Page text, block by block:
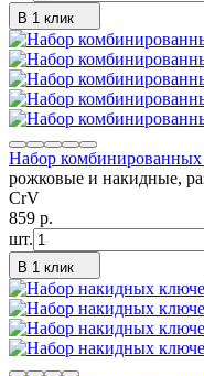
В 1 клик
Набор
рожковые и накидные,
CrV
859 p.
шт.
В 1 клик